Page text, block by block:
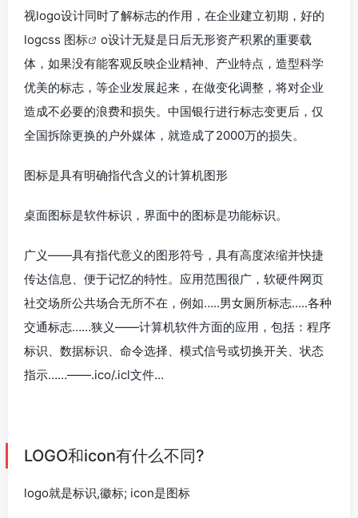
视logo设计同时了解标志的作用，在企业建立初期，好的
logcss 图标
o设计无疑是日后无形资产积累的重要载
体，如果没有能客观反映企业精神、产业特点，造型科学
优美的标志，等企业发展起来，在做变化调整，将对企业
造成不必要的浪费和损失。中国银行进行标志变更后，仅
全国拆除更换的户外媒体，就造成了2000万的损失。
图标是具有明确指代含义的计算机图形
桌面图标是软件标识，界面中的图标是功能标识。
广义——具有指代意义的图形符号，具有高度浓缩并快捷
传达信息、便于记忆的特性。应用范围很广，软硬件网页
社交场所公共场合无所不在，例如…..男女厕所标志…..各种
交通标志……狭义——计算机软件方面的应用，包括：程序
标识、数据标识、命令选择、模式信号或切换开关、状态
指示……——.ico/.icl文件…
LOGO和icon有什么不同?
logo就是标识,徽标; icon是图标